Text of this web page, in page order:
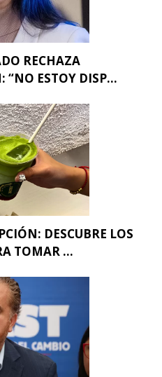
RECHAZA
“NO ESTOY DISP...
DESCUBRE LOS
TOMAR ...